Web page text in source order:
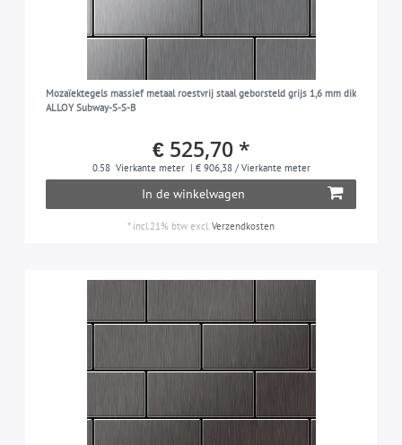
Mozaïektegels massief metaal roestvrij staal geborsteld grijs 1,6 mm dik
ALLOY Subway-S-S-B
€ 525,70 *
0.58 Vierkante meter | € 906,38 / Vierkante meter
In de winkelwagen
* incl.21% btw excl.Verzendkosten